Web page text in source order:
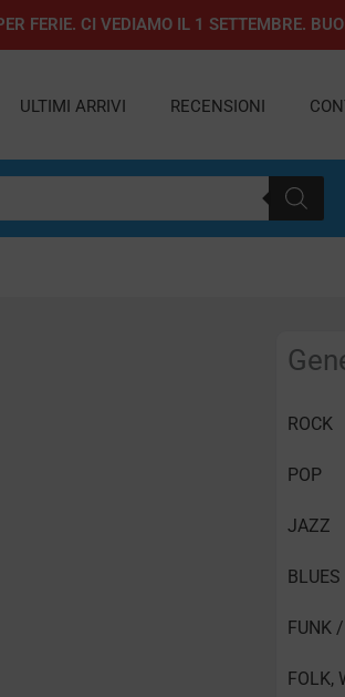
FERIE. CI VEDIAMO IL 1 SETTEMBRE.
ULTIMI ARRIVI RECENSIONI
ROCK
POP
JAZZ
BLUES
FUNK /
FOLK,